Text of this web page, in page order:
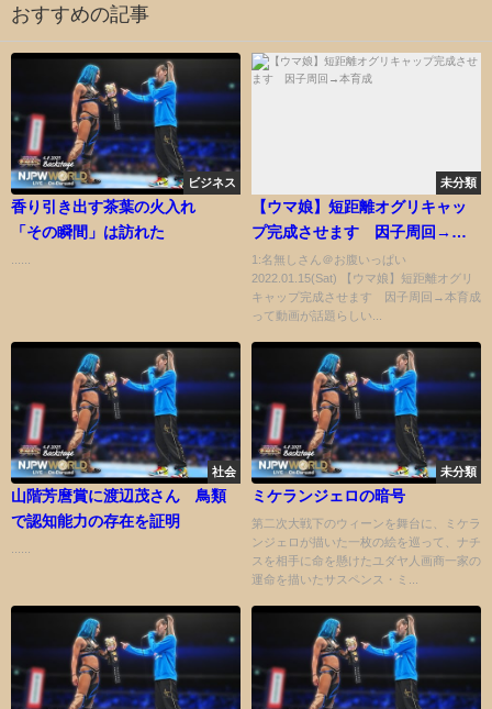
おすすめの記事
ビジネス
香り引き出す茶葉の火入れ
「その瞬間」は訪れた
未分類
【ウマ娘】短距離オグリキャッ
プ完成させます 因子周回→本
育成
1:名無しさん＠お腹いっぱい
2022.01.15(Sat) 【ウマ娘】短距離オグリ
キャップ完成させます 因子周回→本育成
って動画が話題らしい...
社会
山階芳麿賞に渡辺茂さん 鳥類
で認知能力の存在を証明
未分類
ミケランジェロの暗号
第二次大戦下のウィーンを舞台に、ミケラ
ンジェロが描いた一枚の絵を巡って、ナチ
スを相手に命を懸けたユダヤ人画商一家の
運命を描いたサスペンス・ミ...